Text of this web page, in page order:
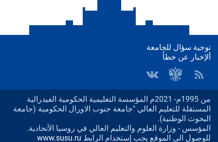
توجية سؤال للجامعة
ألإخبار عن خطأ
من 1995م- 2021م المؤسسة التعليمية الحكومية الفيدرالية
المستقلة للتعليم العالي "جامعة جنوب الاورال الحكومية (جامعة
البحوث الوطنية).
المؤسس - وزارة العلوم والتعليم العالي في روسيا الأتحادية.
للوصول الى الموقع يجب إستخدام الرابط www.susu.ru